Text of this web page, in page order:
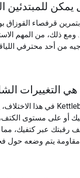
للمبتدئين
بتمرين قرفصاء
ومع ذلك، من
هي التغييرات